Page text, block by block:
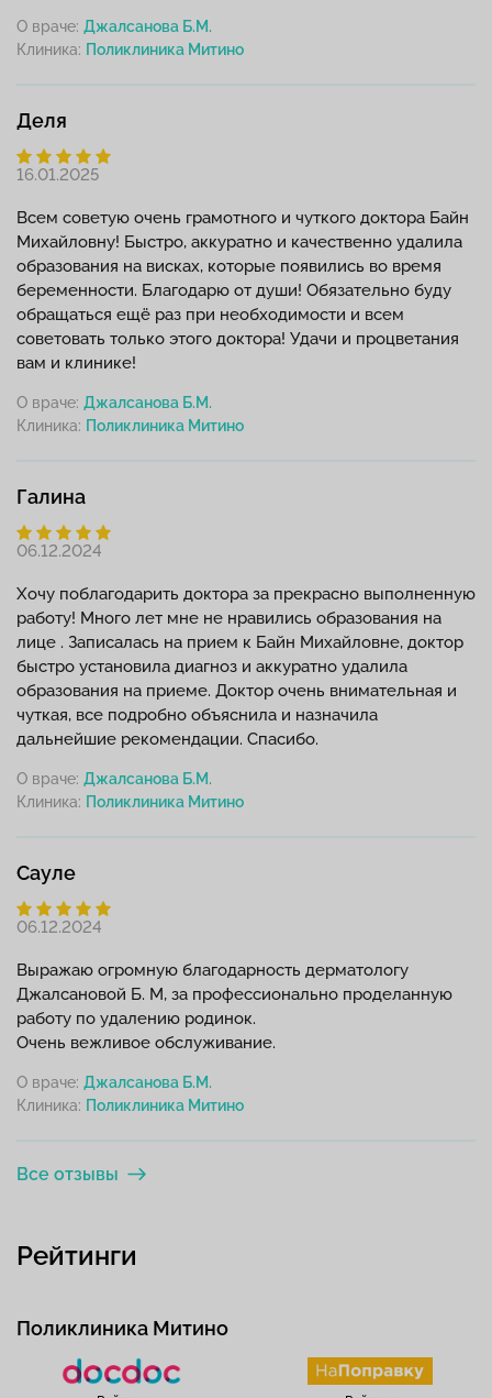
О враче: Джалсанова Б.М.
Клиника:
Деля
16.01.2025
Всем советую очень грамотного и чуткого доктора Байн
Михайловну! Быстро, аккуратно и качественно удалила
образования на висках, которые появились во время
беременности. Благодарю от души! Обязательно буду
обращаться ещё раз при необходимости и всем
советовать только этого доктора! Удачи и процветания
вам и клинике!
О враче: Джалсанова Б.М.
Клиника:
Галина
06.12.2024
Хочу поблагодарить доктора за прекрасно выполненную
работу! Много лет мне не нравились образования на
лице . Записалась на прием к Байн Михайловне, доктор
быстро установила диагноз и аккуратно удалила
образования на приеме. Доктор очень внимательная и
чуткая, все подробно объяснила и назначила
дальнейшие рекомендации. Спасибо.
О враче: Джалсанова Б.М.
Клиника:
Сауле
06.12.2024
Выражаю огромную благодарность дерматологу
Джалсановой Б. М, за профессионально проделанную
работу по удалению родинок.
Очень вежливое обслуживание.
О враче: Джалсанова Б.М.
Клиника:
Все отзывы
Рейтинги
Поликлиника Митино